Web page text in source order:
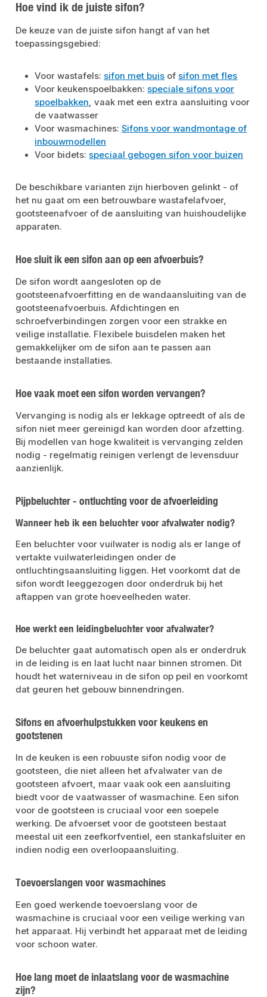
Hoe vind ik de juiste sifon?
De keuze van de juiste sifon hangt af van het
toepassingsgebied:
Voor wastafels: sifon met buis of sifon met fles
Voor keukenspoelbakken: speciale sifons voor
spoelbakken, vaak met een extra aansluiting voor
de vaatwasser
Voor wasmachines:Sifons voor wandmontage of
inbouwmodellen
Voor bidets: speciaal gebogen sifon voor buizen
De beschikbare varianten zijn hierboven gelinkt - of
het nu gaat om een betrouwbare wastafelafvoer,
gootsteenafvoer of de aansluiting van huishoudelijke
apparaten.
Hoe sluit ik een sifon aan op een afvoerbuis?
De sifon wordt aangesloten op de
gootsteenafvoerfitting en de wandaansluiting van de
gootsteenafvoerbuis. Afdichtingen en
schroefverbindingen zorgen voor een strakke en
veilige installatie. Flexibele buisdelen maken het
gemakkelijker om de sifon aan te passen aan
bestaande installaties.
Hoe vaak moet een sifon worden vervangen?
Vervanging is nodig als er lekkage optreedt of als de
sifon niet meer gereinigd kan worden door afzetting.
Bij modellen van hoge kwaliteit is vervanging zelden
nodig - regelmatig reinigen verlengt de levensduur
aanzienlijk.
Pijpbeluchter - ontluchting voor de afvoerleiding
Wanneer heb ik een beluchter voor afvalwater nodig?
Een beluchter voor vuilwater is nodig als er lange of
vertakte vuilwaterleidingen onder de
ontluchtingsaansluiting liggen. Het voorkomt dat de
sifon wordt leeggezogen door onderdruk bij het
aftappen van grote hoeveelheden water.
Hoe werkt een leidingbeluchter voor afvalwater?
De beluchter gaat automatisch open als er onderdruk
in de leiding is en laat lucht naar binnen stromen. Dit
houdt het waterniveau in de sifon op peil en voorkomt
dat geuren het gebouw binnendringen.
Sifons en afvoerhulpstukken voor keukens en
gootstenen
In de keuken is een robuuste sifon nodig voor de
gootsteen, die niet alleen het afvalwater van de
gootsteen afvoert, maar vaak ook een aansluiting
biedt voor de vaatwasser of wasmachine. Een sifon
voor de gootsteen is cruciaal voor een soepele
werking. De afvoerset voor de gootsteen bestaat
meestal uit een zeefkorfventiel, een stankafsluiter en
indien nodig een overloopaansluiting.
Toevoerslangen voor wasmachines
Een goed werkende toevoerslang voor de
wasmachine is cruciaal voor een veilige werking van
het apparaat. Hij verbindt het apparaat met de leiding
voor schoon water.
Hoe lang moet de inlaatslang voor de wasmachine
zijn?